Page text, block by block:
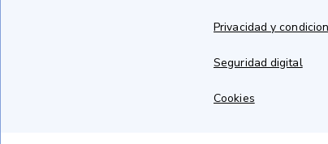
Privacidad y
Seguridad digital
Cookies